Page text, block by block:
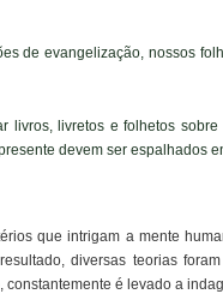
de evangelização, nossos
livros, livretos e folhetos
devem ser espalhados
que intrigam a mente
diversas teorias
constantemente é levado a